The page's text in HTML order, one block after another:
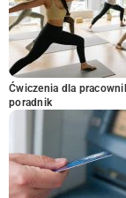
Ćwiczenia dla
poradnik